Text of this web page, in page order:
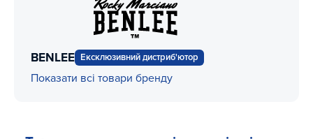
BENLEE Ексклюзивний дистриб'ютор
Показати всі товари бренду